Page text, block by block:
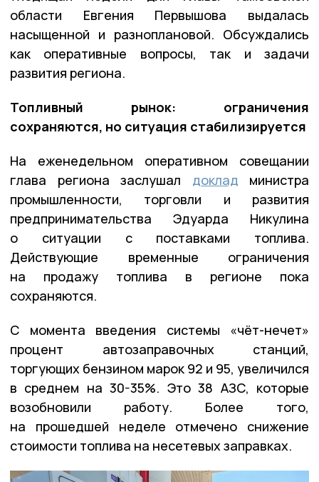
области Евгения Первышова выдалась
насыщенной и разноплановой. Обсуждались
как оперативные вопросы, так и задачи
развития региона.
Топливный рынок: ограничения
сохраняются, но ситуация стабилизируется
На еженедельном оперативном совещании
глава региона заслушал доклад министра
промышленности, торговли и развития
предпринимательства Эдуарда Никулина
о ситуации с поставками топлива.
Действующие временные ограничения
на продажу топлива в регионе пока
сохраняются.
С момента введения системы «чёт-нечет»
процент автозаправочных станций,
торгующих бензином марок 92 и 95, увеличился
в среднем на 30-35%. Это 38 АЗС, которые
возобновили работу. Более того,
на прошедшей неделе отмечено снижение
стоимости топлива на несетевых заправках.